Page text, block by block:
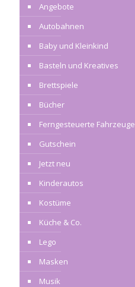
Angebote
Autobahnen
Baby und Kleinkind
Basteln und Kreatives
Brettspiele
Bücher
Ferngesteuerte Fahrzeuge
Gutschein
Jetzt neu
Kinderautos
Kostüme
Küche & Co.
Lego
Masken
Musik